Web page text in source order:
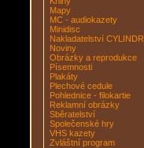
Mapy
MC - audiokazety
Minidisc
Nakladatelství CYLINDR
Noviny
Obrázky a reprodukce
Písemnosti
Plakáty
Plechové cedule
Pohlednice - filokartie
Reklamní obrázky
Sběratelství
Společenské hry
VHS kazety
Zvláštní program